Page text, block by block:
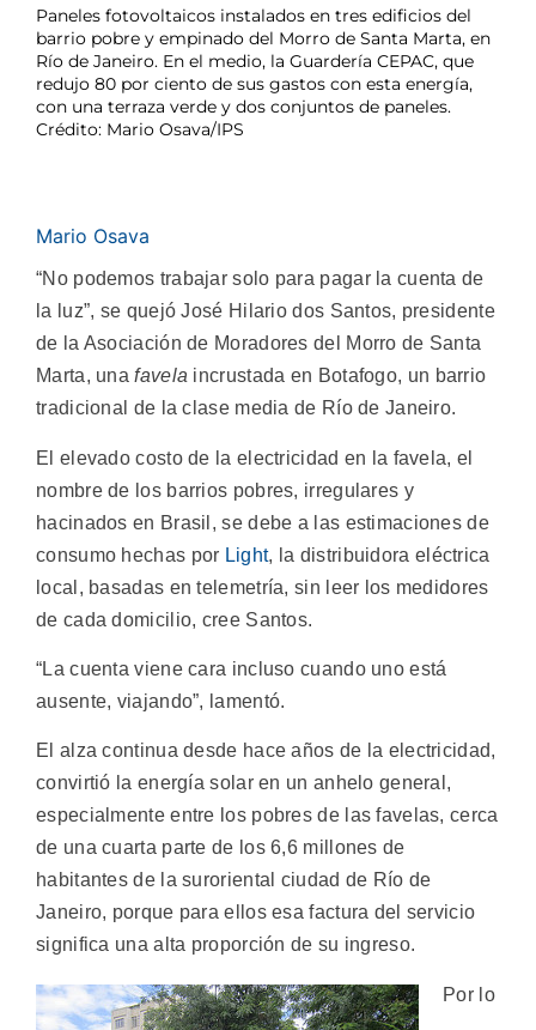
Paneles fotovoltaicos instalados en tres edificios del
barrio pobre y empinado del Morro de Santa Marta, en
Río de Janeiro. En el medio, la Guardería CEPAC, que
redujo 80 por ciento de sus gastos con esta energía,
con una terraza verde y dos conjuntos de paneles.
Crédito: Mario Osava/IPS
Mario Osava
“No podemos trabajar solo para pagar la cuenta de
la luz”, se quejó José Hilario dos Santos, presidente
de la Asociación de Moradores del Morro de Santa
Marta, unafavela incrustada en Botafogo, un barrio
tradicional de la clase media de Río de Janeiro.
El elevado costo de la electricidad en la favela, el
nombre de los barrios pobres, irregulares y
hacinados en Brasil, se debe a las estimaciones de
consumo hechas por Light, la distribuidora eléctrica
local, basadas en telemetría, sin leer los medidores
de cada domicilio, cree Santos.
“La cuenta viene cara incluso cuando uno está
ausente, viajando”, lamentó.
El alza continua desde hace años de la electricidad,
convirtió la energía solar en un anhelo general,
especialmente entre los pobres de las favelas, cerca
de una cuarta parte de los 6,6 millones de
habitantes de la suroriental ciudad de Río de
Janeiro, porque para ellos esa factura del servicio
significa una alta proporción de su ingreso.
Por lo